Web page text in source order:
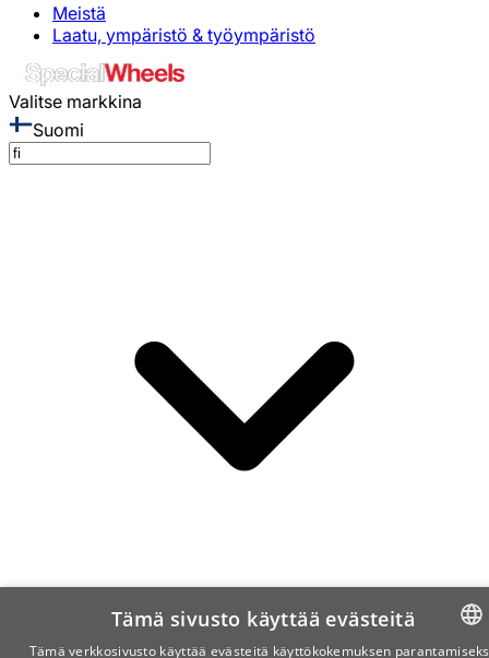
Meistä
Laatu, ympäristö & työympäristö
Valitse markkina
Suomi
Tämä sivusto käyttää evästeitä
Tämä verkkosivusto käyttää evästeitä käyttökokemuksen